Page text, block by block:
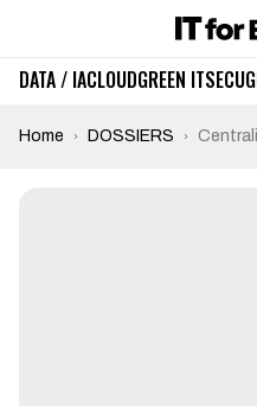
DATA / IACLOUDGREEN ITSECU
Home DOSSIERS